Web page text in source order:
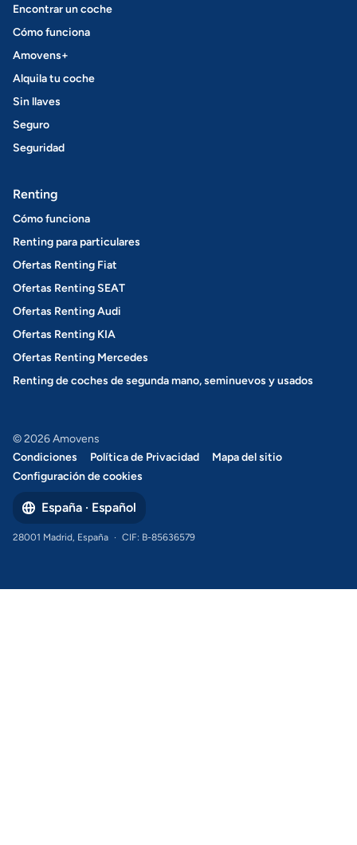
Encontrar un coche
Cómo funciona
Amovens+
Alquila tu coche
Sin llaves
Seguro
Seguridad
Renting
Cómo funciona
Renting para particulares
Ofertas Renting Fiat
Ofertas Renting SEAT
Ofertas Renting Audi
Ofertas Renting KIA
Ofertas Renting Mercedes
Renting de coches de segunda mano, seminuevos y usados
© 2026 Amovens
Condiciones
Política de Privacidad
Mapa del sitio
Configuración de cookies
España · Español
28001 Madrid, España · CIF: B-85636579